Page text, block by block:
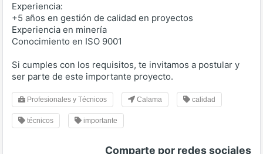
Experiencia:
+5 años en gestión de calidad en proyectos
Experiencia en minería
Conocimiento en ISO 9001
Si cumples con los requisitos, te invitamos a postular y
ser parte de este importante proyecto.
Profesionales y Técnicos Calama calidad
técnicos importante
Comparte por redes sociales